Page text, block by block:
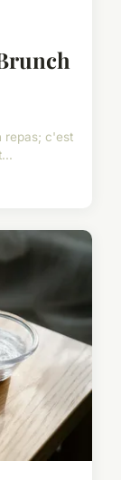
repas; c'est